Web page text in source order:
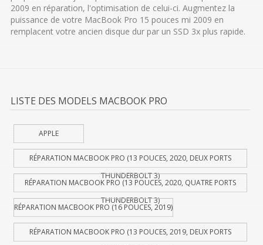
2009 en réparation, l'optimisation de celui-ci. Augmentez la
puissance de votre MacBook Pro 15 pouces mi 2009 en
remplacent votre ancien disque dur par un SSD 3x plus rapide.
LISTE DES MODELS MACBOOK PRO
APPLE
RÉPARATION MACBOOK PRO (13 POUCES, 2020, DEUX PORTS
THUNDERBOLT 3)
RÉPARATION MACBOOK PRO (13 POUCES, 2020, QUATRE PORTS
THUNDERBOLT 3)
RÉPARATION MACBOOK PRO (16 POUCES, 2019)
RÉPARATION MACBOOK PRO (13 POUCES, 2019, DEUX PORTS